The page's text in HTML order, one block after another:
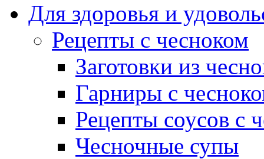
Для здоровья и
Рецепты с чесноком
Заготовки из
Гарниры с
Рецепты соусов с
Чесночные супы